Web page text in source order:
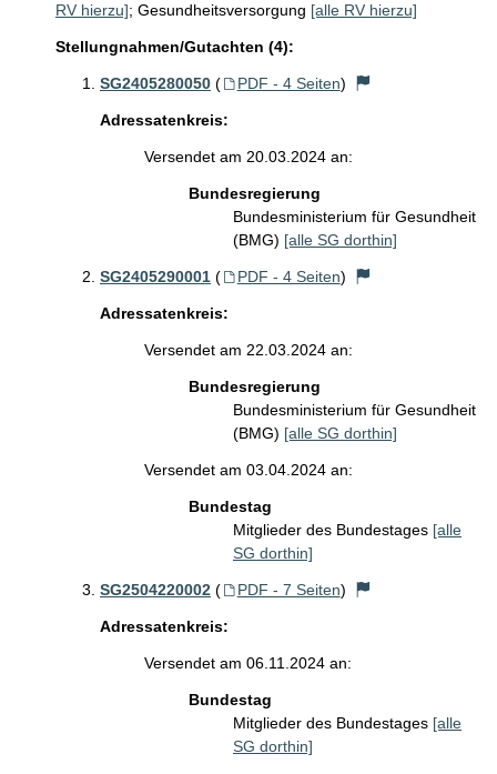
RV hierzu]; Gesundheitsversorgung [alle RV hierzu]
Stellungnahmen/Gutachten (4):
SG2405280050 ( PDF - 4 Seiten)
Adressatenkreis:
Versendet am 20.03.2024 an:
Bundesregierung
Bundesministerium für Gesundheit
(BMG) [alle SG dorthin]
SG2405290001 ( PDF - 4 Seiten)
Adressatenkreis:
Versendet am 22.03.2024 an:
Bundesregierung
Bundesministerium für Gesundheit
(BMG) [alle SG dorthin]
Versendet am 03.04.2024 an:
Bundestag
Mitglieder des Bundestages [alle
SG dorthin]
SG2504220002 ( PDF - 7 Seiten)
Adressatenkreis:
Versendet am 06.11.2024 an:
Bundestag
Mitglieder des Bundestages [alle
SG dorthin]